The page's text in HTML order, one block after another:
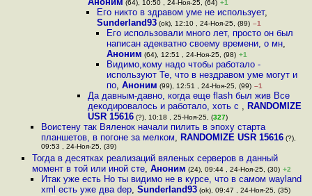
(64), 10:50 , 24-Ноя-25, (64) +1
Его никто в здравом уме не использует,
Sunderland93 (ok), 12:10 , 24-Ноя-25, (89) –1
Его использовали много лет, просто он был
написан адекватно своему времени, о мн,
Аноним (64), 12:51 , 24-Ноя-25, (98) +1
Видимо,кому надо чтобы работало -
используют Те, что в нездравом уме могут и
по, Аноним (99), 12:51 , 24-Ноя-25, (99) –1
Да давным-давно, когда еще flash был жив Все
декодировалось и работало, хоть с , RANDOMIZE
USR 15616(?), 10:18 , 25-Ноя-25, (327)
Воистену так Вяленок начали пилить в эпоху старта
планшетов, в погоне за мелком, RANDOMIZE USR 15616 (?),
09:53 , 24-Ноя-25, (39)
Тогда в десятках реализаций вяленых серверов в данный
момент в той или иной сте, Аноним (24), 09:44 , 24-Ноя-25, (30) +2
Итак уже есть Но ты видимо не в курсе, что в самом wayland
xml есть уже два dep,Sunderland93 (ok), 09:47 , 24-Ноя-25, (35)